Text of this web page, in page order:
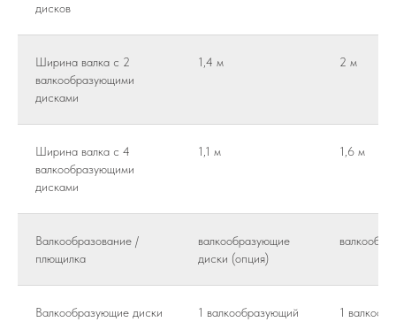
дисков
Ширина валка с 2
валкообразующими
дисками
1,4 м 2 м
Ширина валка с 4
валкообразующими
дисками
1,1 м 1,6 м
Валкообразование /
плющилка
валкообразующие
диски (опция)
Валкообразующие диски
1 валкообразующий
1